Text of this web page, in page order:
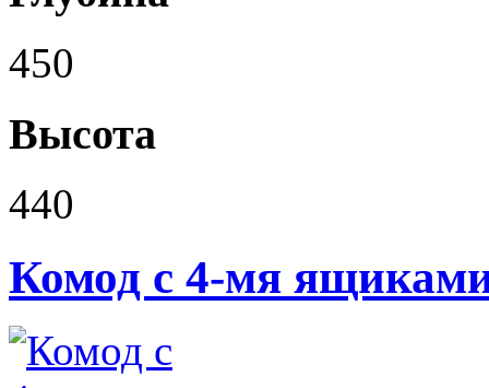
450
Высота
440
Комод с 4-мя